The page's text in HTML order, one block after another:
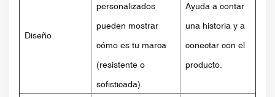
Diseño
personalizados
pueden mostrar
cómo es tu marca
(resistente o
sofisticada).
Ayuda a contar
una historia y a
conectar con el
producto.